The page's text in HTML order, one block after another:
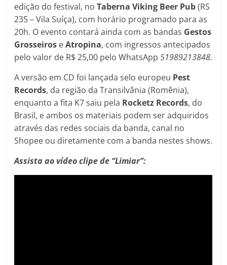
edição do festival, noTaberna Viking Beer Pub(RS
235 – Vila Suíça), com horário programado para as
20h. O evento contará ainda com as bandas Gestos
Grosseiros eAtropina, com ingressos antecipados
pelo valor de R$ 25,00 pelo WhatsApp51989213848.
A versão em CD foi lançada selo europeu Pest
Records, da região da Transilvânia (Romênia),
enquanto a fita K7 saiu pela Rocketz Records, do
Brasil, e ambos os materiais podem ser adquiridos
através das redes sociais da banda, canal no
Shopee ou diretamente com a banda nestes shows.
Assista ao vídeo clipe de “Limiar”: